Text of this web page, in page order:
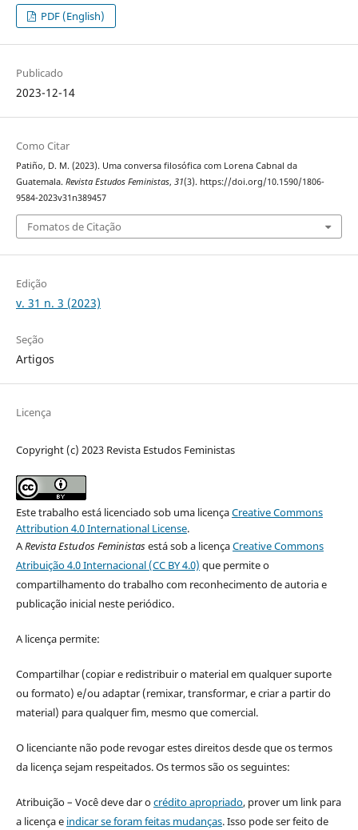
PDF (English)
Publicado
2023-12-14
Como Citar
Patiño, D. M. (2023). Uma conversa filosófica com Lorena Cabnal da
Guatemala. Revista Estudos Feministas, 31(3). https://doi.org/10.1590/1806-
9584-2023v31n389457
Fomatos de Citação
Edição
v. 31 n. 3 (2023)
Seção
Artigos
Licença
Copyright (c) 2023 Revista Estudos Feministas
Este trabalho está licenciado sob uma licençaCreative Commons
Attribution 4.0 International License.
ARevista Estudos Feministasestá sob a licençaCreative Commons
Atribuição 4.0 Internacional (CC BY 4.0) que permite o
compartilhamento do trabalho com reconhecimento de autoria e
publicação inicial neste periódico.
A licença permite:
Compartilhar (copiar e redistribuir o material em qualquer suporte
ou formato) e/ou adaptar (remixar, transformar, e criar a partir do
material) para qualquer fim, mesmo que comercial.
O licenciante não pode revogar estes direitos desde que os termos
da licença sejam respeitados. Os termos são os seguintes:
Atribuição – Você deve dar ocrédito apropriado, prover um link para
a licença e indicar se foram feitas mudanças. Isso pode ser feito de